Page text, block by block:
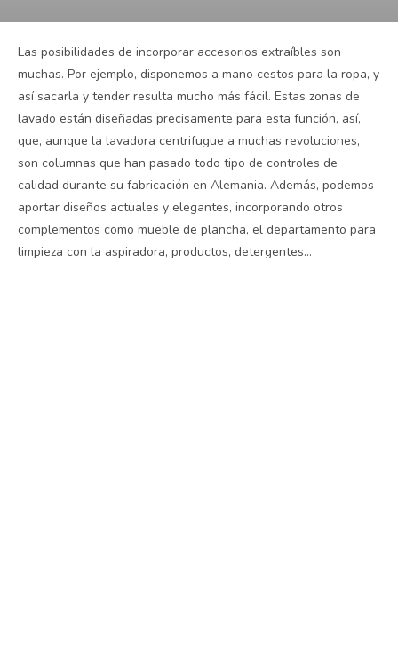
Las posibilidades de incorporar accesorios extraíbles son
muchas. Por ejemplo, disponemos a mano cestos para la ropa, y
así sacarla y tender resulta mucho más fácil. Estas zonas de
lavado están diseñadas precisamente para esta función, así,
que, aunque la lavadora centrifugue a muchas revoluciones,
son columnas que han pasado todo tipo de controles de
calidad durante su fabricación en Alemania. Además, podemos
aportar diseños actuales y elegantes, incorporando otros
complementos como mueble de plancha, el departamento para
limpieza con la aspiradora, productos, detergentes…